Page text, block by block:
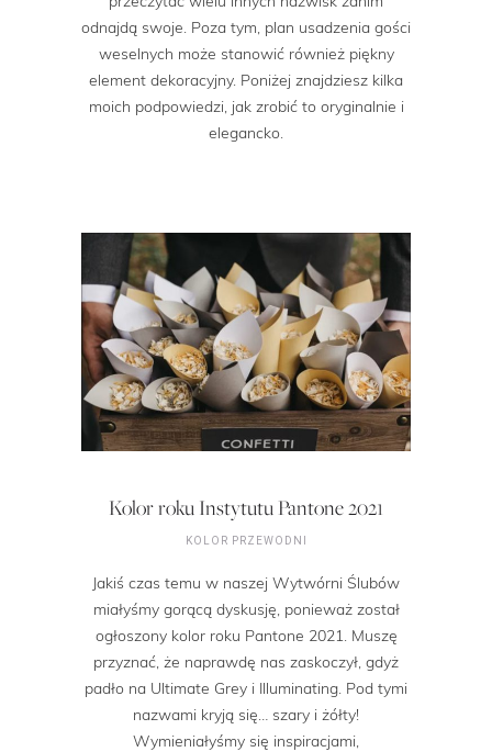
odnajdą swoje. Poza tym, plan usadzenia gości
weselnych może stanowić również piękny
element dekoracyjny. Poniżej znajdziesz kilka
moich podpowiedzi, jak zrobić to oryginalnie i
elegancko.
Kolor roku Instytutu Pantone 2021
KOLOR PRZEWODNI
Jakiś czas temu w naszej Wytwórni Ślubów
miałyśmy gorącą dyskusję, ponieważ został
ogłoszony kolor roku Pantone 2021. Muszę
przyznać, że naprawdę nas zaskoczył, gdyż
padło na Ultimate Grey i Illuminating. Pod tymi
nazwami kryją się… szary i żółty!
Wymieniałyśmy się inspiracjami,